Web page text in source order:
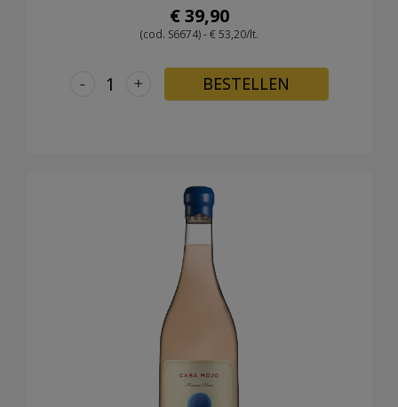
€ 39,90
(cod. S6674) - € 53,20/lt.
+
- BESTELLEN